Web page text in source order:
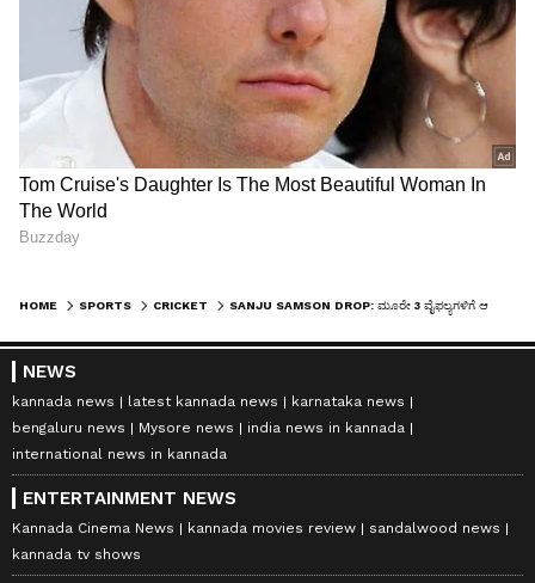
HOME SPORTS CRICKET
NEWS
kannada news latest kannada news
karnataka news
bengaluru news
Mysore news
india news in kannada
international news in kannada
ENTERTAINMENT NEWS
Kannada Cinema News kannada movies review
sandalwood news
kannada tv shows